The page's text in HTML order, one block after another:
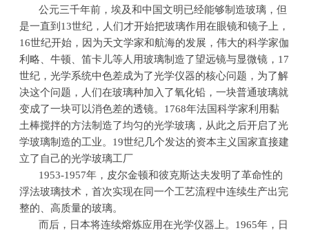
公元三千年前，埃及和中国文明已经能够制造玻璃，但
是一直到 13世纪，人们才开始把玻璃作用在眼镜和镜子上，
16世纪开始，因为天文学家和航海的发展，伟大的科学家伽
利略、牛顿、笛卡儿等人用玻璃制造了望远镜与显微镜， 17
世纪，光学系统中色差成为了光学仪器的核心问题，为了解
决这个问题，人们在玻璃种加入了氧化铅，一块普通玻璃就
变成了一块可以消色差的透镜。 1768年法国科学家利用黏
土棒搅拌的方法制造了均匀的光学玻璃，从此之后开启了光
学玻璃制造的工业。 19世纪几个发达的资本主义国家直接建
立了自己的光学玻璃工厂
1953-1957年，皮尔金顿和彼克斯达夫发明了革命性的
浮法玻璃技术，首次实现在同一个工艺流程中连续生产出完
整的、高质量的玻璃。
而后，日本将连续熔炼应用在光学仪器上。 1965年，日